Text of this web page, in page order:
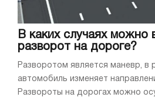
В каких случаях можно
разворот на дороге?
Разворотом является маневр, в
автомобиль изменяет
Развороты на дорогах можно